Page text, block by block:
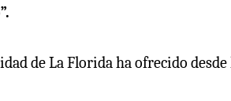
de La Florida ha ofrecido